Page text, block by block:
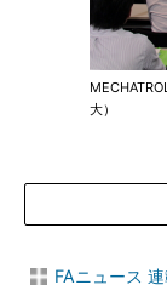
大）
FAニュース